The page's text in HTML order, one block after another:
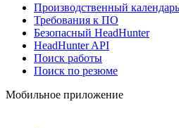
Производственный календарь
Требования к ПО
Безопасный HeadHunter
HeadHunter API
Поиск работы
Поиск по резюме
Мобильное приложение